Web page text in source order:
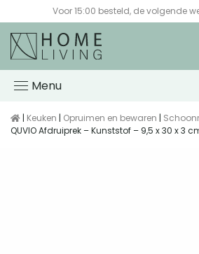
Voor 15:00 besteld, de volgende
Menu
| Keuken | Opruimen en bewaren |
QUVIO Afdruiprek – Kunststof – 9,5 x 30 x 3